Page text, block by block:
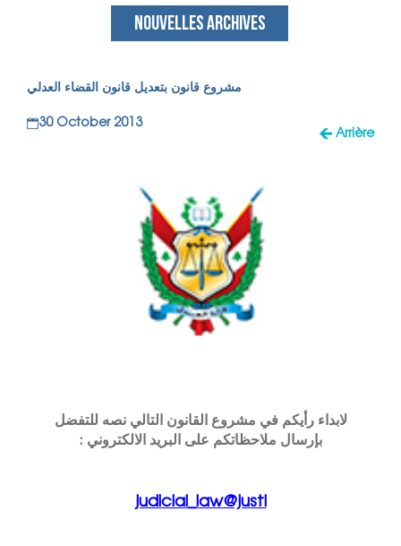
NOUVELLES ARCHIVES
مشروع قانون بتعديل قانون القضاء العدلي
Arrière
30 October 2013
لابداء رأيكم في مشروع القانون التالي نصه للتفضل
بإرسال ملاحظاتكم على البريد الالكتروني :
judicial_law@justi